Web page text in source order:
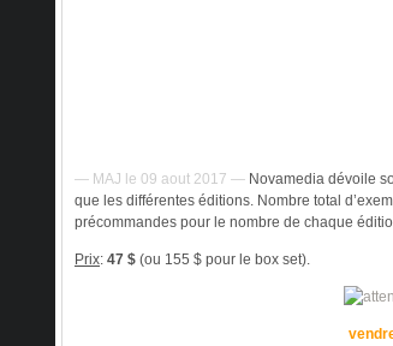
— MAJ le 09 aout 2017 — Novamedia dévoile
que les différentes éditions. Nombre total
précommandes pour le nombre de chaque
Prix: 47 $ (ou 155 $ pour le box set).